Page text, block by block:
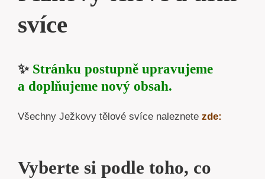
svíce
✨ Stránku postupně upravujeme
a doplňujeme nový obsah.
Všechny Ježkovy tělové svíce naleznete zde:
Vyberte si podle toho, co